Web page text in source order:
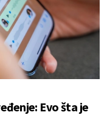
Evo šta je